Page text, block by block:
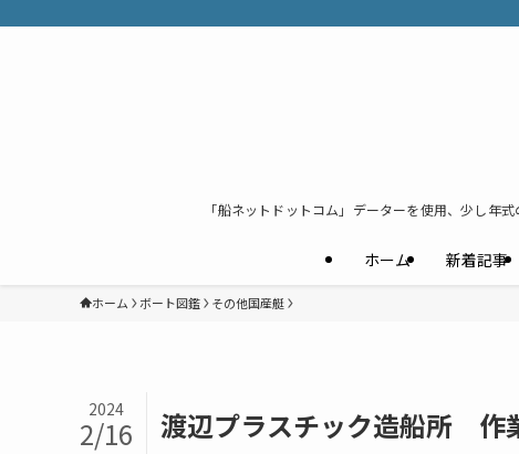
「船ネットドットコム」データーを使用、少し年
ホーム 新着記事
ホーム ボート図鑑 その他国産艇
渡辺プラスチック造船所 作
2024
2/16